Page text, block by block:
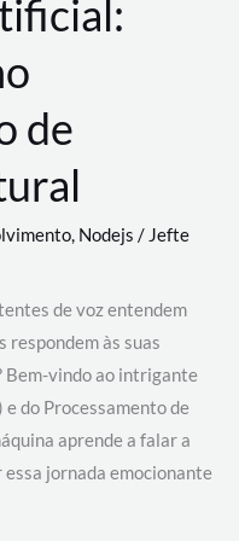
de
, Nodejs / Jefte
de voz entendem
respondem às suas
Bem-vindo ao intrigante
do Processamento de
aprende a falar a
essa jornada emocionante